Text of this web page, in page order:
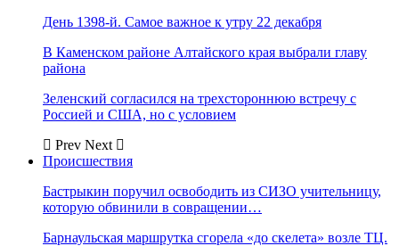
День 1398-й. Самое важное к утру 22 декабря
В Каменском районе Алтайского края выбрали главу
района
Зеленский согласился на трехстороннюю встречу с
Россией и США, но с условием
Prev Next
Происшествия
Бастрыкин поручил освободить из СИЗО учительницу,
которую обвинили в совращении…
Барнаульская маршрутка сгорела «до скелета» возле ТЦ.